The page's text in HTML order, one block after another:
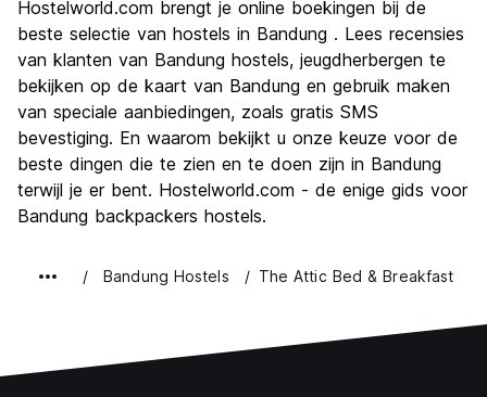
Cultuur
7.4
Uitgaan
5.9
Waarde voor uw geld
8.0
Hostelworld.com brengt je online boekingen bij de
beste selectie van hostels in Bandung . Lees recensies
van klanten van Bandung hostels, jeugdherbergen te
bekijken op de kaart van Bandung en gebruik maken
van speciale aanbiedingen, zoals gratis SMS
bevestiging. En waarom bekijkt u onze keuze voor de
beste dingen die te zien en te doen zijn in Bandung
terwijl je er bent. Hostelworld.com - de enige gids voor
Bandung backpackers hostels.
Bandung Hostels The Attic Bed & Breakfast